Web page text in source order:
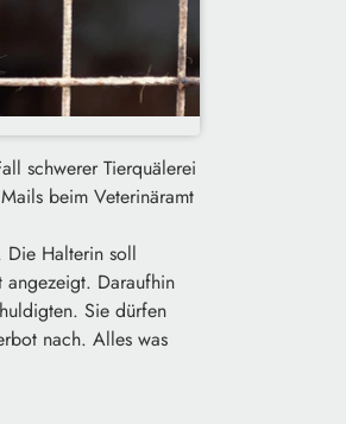
schwerer Tierquälerei
beim Veterinäramt
Die Halterin soll
angezeigt. Daraufhin
Sie dürfen
nach. Alles was